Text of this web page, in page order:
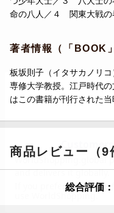
命の八人／４ 関東大戦の
著者情報（「BOOK
板坂則子（イタサカノリコ
専修大学教授。江戸時代
はこの書籍が刊行された
商品レビュー（9
総合評価：